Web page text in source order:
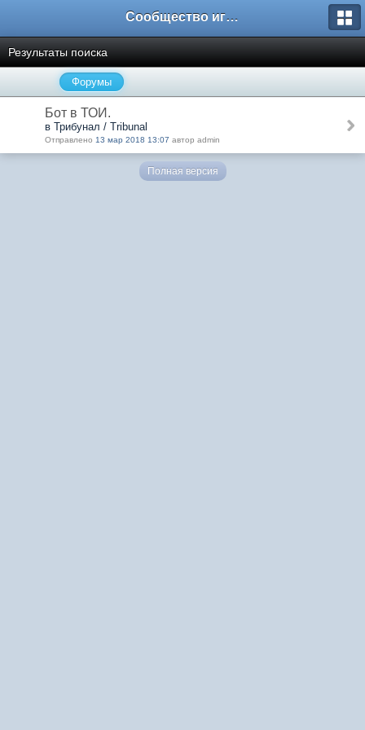
Сообщество игроков L2BesT.Org
Результаты поиска
Форумы
Бот в ТОИ.
в Трибунал / Tribunal
Отправлено 13 мар 2018 13:07 автор admin
Полная версия